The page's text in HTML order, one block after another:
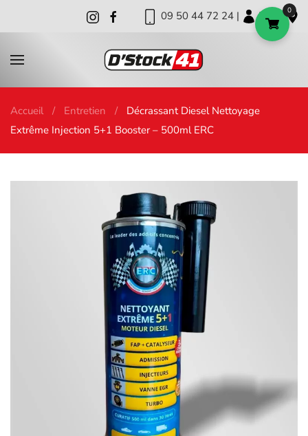
09 50 44 72 24 | | |
Accueil Entretien
Décrassant Diesel Nettoyage
Extrême Injection 5+1 Booster – 500ml ERC
0